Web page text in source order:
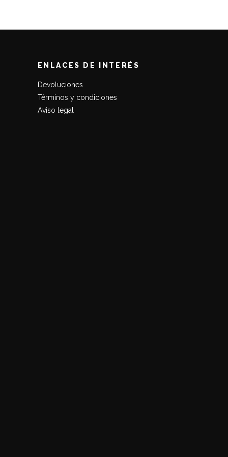
ENLACES DE INTERÉS
Devoluciones
Términos y condiciones
Aviso legal